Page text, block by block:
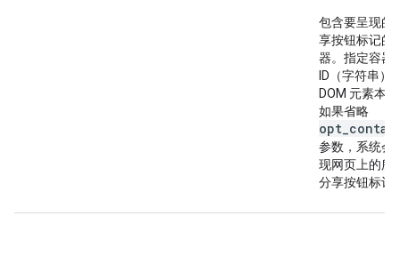
包含要呈现的
享按钮标记的
器。指定容器
ID（字符串）
DOM 元素本
如果省略
参数，系统会
现网页上的所
分享按钮标记